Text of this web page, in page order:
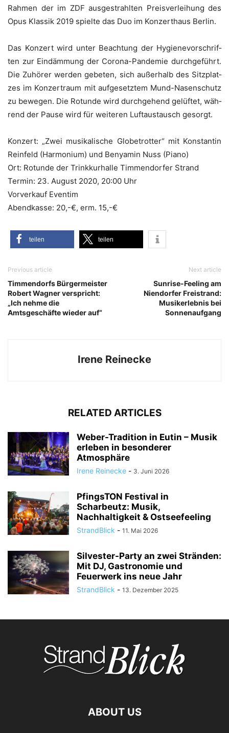
Rah­men der im ZDF aus­ge­strahl­ten Preis­ver­lei­hung des
Opus Klas­sik 2019 spiel­te das Duo im Kon­zert­haus Berlin.
Das Kon­zert wird unter Beach­tung der Hygie­ne­vor­schrif­
ten zur Ein­däm­mung der Coro­na-Pan­de­mie durch­ge­führt.
Die Zuhö­rer wer­den gebe­ten, sich außer­halb des Sitz­plat­
zes im Kon­zert­raum mit auf­ge­setz­tem Mund-Nasen­schutz
zu bewe­gen. Die Rotun­de wird durch­ge­hend gelüf­tet, wäh­
rend der Pau­se wird für wei­te­ren Luft­aus­tausch gesorgt.
Kon­zert: „Zwei musi­ka­li­sche Glo­be­trot­ter“ mit Kon­stan­tin
Rein­feld (Har­mo­ni­um) und Ben­ya­min Nuss (Pia­no)
Ort: Rotun­de der Trink­kur­hal­le Tim­men­dor­fer Strand
Ter­min: 23. August 2020, 20:00 Uhr
Vor­ver­kauf Eventim
Abend­kas­se: 20,-€, erm. 15,-€
tei­len tei­len
Previous article
Timmendorfs Bürgermeister
Robert Wagner verspricht:
„Ich nehme die
Amtsgeschäfte wieder auf“
Next article
Sunrise-Feeling am
Niendorfer Freistrand:
Musikerlebnis bei
Sonnenaufgang
Irene Reinecke
RELATED ARTICLES
Weber-Tradition in Eutin – Musik
erleben in besonderer
Atmosphäre
Irene Reinecke - 3. Juni 2026
PfingsTON Festival in
Scharbeutz: Musik,
Nachhaltigkeit & Ostseefeeling
StrandBlick - 11. Mai 2026
Silvester-Party an zwei Stränden:
Mit DJ, Gastronomie und
Feuerwerk ins neue Jahr
StrandBlick - 13. Dezember 2025
ABOUT US